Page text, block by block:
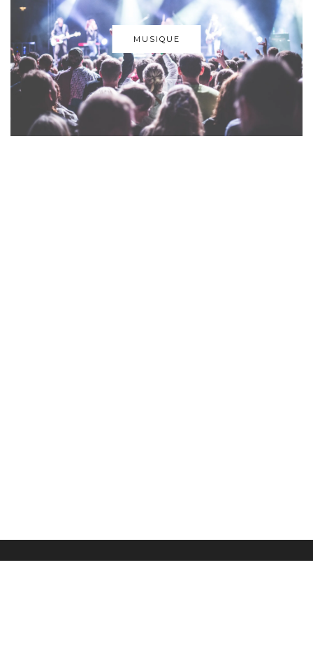
MUSIQUE